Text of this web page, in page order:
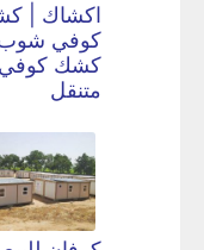
اكشاك |
كوفي شوب
كشك
متنقل